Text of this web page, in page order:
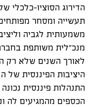
הדירוג הסוציו-כלכלי
תעשייה ומסחר
משמעותית לגביה
לאורך השנים שלא רק
היציבות הפיננסית של
התנהלות פיננסית
הכספים מהמגיעים לה